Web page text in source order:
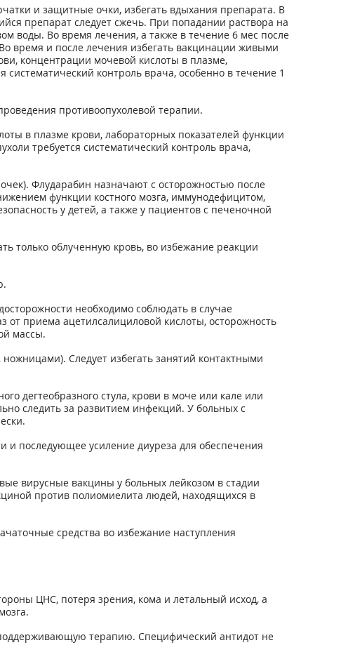
и защитные очки, избегать вдыхания препарата. В
препарат следует сжечь. При попадании раствора на
воды. Во время лечения, а также в течение 6 мес после
время и после лечения избегать вакцинации живыми
концентрации мочевой кислоты в плазме,
контроль врача, особенно в течение 1
противоопухолевой терапии.
в плазме крови, лабораторных показателей функции
требуется систематический контроль врача,
Флударабин назначают с осторожностью после
функции костного мозга, иммунодефицитом,
у детей, а также у пациентов с печеночной
только облученную кровь, во избежание реакции
необходимо соблюдать в случае
от приема ацетилсалициловой кислоты, осторожность
массы.
Следует избегать занятий контактными
дегтеобразного стула, крови в моче или кале или
следить за развитием инфекций. У больных с
и последующее усиление диуреза для обеспечения
вирусные вакцины у больных лейкозом в стадии
против полиомиелита людей, находящихся в
средства во избежание наступления
ЦНС, потеря зрения, кома и летальный исход, а
терапию. Специфический антидот не